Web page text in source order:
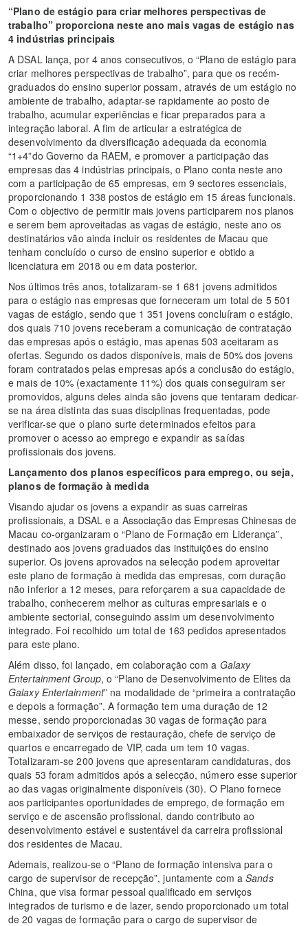
“Plano de estágio para criar melhores perspectivas de
trabalho” proporciona neste ano mais vagas de estágio nas
4 indústrias principais
A DSAL lança, por 4 anos consecutivos, o “Plano de estágio para
criar melhores perspectivas de trabalho”, para que os recém-
graduados do ensino superior possam, através de um estágio no
ambiente de trabalho, adaptar-se rapidamente ao posto de
trabalho, acumular experiências e ficar preparados para a
integração laboral. A fim de articular a estratégica de
desenvolvimento da diversificação adequada da economia
“1+4”do Governo da RAEM, e promover a participação das
empresas das 4 indústrias principais, o Plano conta neste ano
com a participação de 65 empresas, em 9 sectores essenciais,
proporcionando 1 338 postos de estágio em 15 áreas funcionais.
Com o objectivo de permitir mais jovens participarem nos planos
e serem bem aproveitadas as vagas de estágio, neste ano os
destinatários vão ainda incluir os residentes de Macau que
tenham concluído o curso de ensino superior e obtido a
licenciatura em 2018 ou em data posterior.
Nos últimos três anos, totalizaram-se 1 681 jovens admitidos
para o estágio nas empresas que forneceram um total de 5 501
vagas de estágio, sendo que 1 351 jovens concluíram o estágio,
dos quais 710 jovens receberam a comunicação de contratação
das empresas após o estágio, mas apenas 503 aceitaram as
ofertas. Segundo os dados disponíveis, mais de 50% dos jovens
foram contratados pelas empresas após a conclusão do estágio,
e mais de 10% (exactamente 11%) dos quais conseguiram ser
promovidos, alguns deles ainda são jovens que tentaram dedicar-
se na área distinta das suas disciplinas frequentadas, pode
verificar-se que o plano surte determinados efeitos para
promover o acesso ao emprego e expandir as saídas
profissionais dos jovens.
Lançamento dos planos específicos para emprego, ou seja,
planos de formação à medida
Visando ajudar os jovens a expandir as suas carreiras
profissionais, a DSAL e a Associação das Empresas Chinesas de
Macau co-organizaram o “Plano de Formação em Liderança”,
destinado aos jovens graduados das instituições do ensino
superior. Os jovens aprovados na selecção podem aproveitar
este plano de formação à medida das empresas, com duração
não inferior a 12 meses, para reforçarem a sua capacidade de
trabalho, conhecerem melhor as culturas empresariais e o
ambiente sectorial, conseguindo assim um desenvolvimento
integrado. Foi recolhido um total de 163 pedidos apresentados
para este plano.
Além disso, foi lançado, em colaboração com a Galaxy
Entertainment Group, o “Plano de Desenvolvimento de Elites da
Galaxy Entertainment” na modalidade de “primeira a contratação
e depois a formação”. A formação tem uma duração de 12
messe, sendo proporcionadas 30 vagas de formação para
embaixador de serviços de restauração, chefe de serviço de
quartos e encarregado de VIP, cada um tem 10 vagas.
Totalizaram-se 200 jovens que apresentaram candidaturas, dos
quais 53 foram admitidos após a selecção, número esse superior
ao das vagas originalmente disponíveis (30). O Plano fornece
aos participantes oportunidades de emprego, de formação em
serviço e de ascensão profissional, dando contributo ao
desenvolvimento estável e sustentável da carreira profissional
dos residentes de Macau.
Ademais, realizou-se o “Plano de formação intensiva para o
cargo de supervisor de recepção”, juntamente com aSands
China, que visa formar pessoal qualificado em serviços
integrados de turismo e de lazer, sendo proporcionado um total
de 20 vagas de formação para o cargo de supervisor de